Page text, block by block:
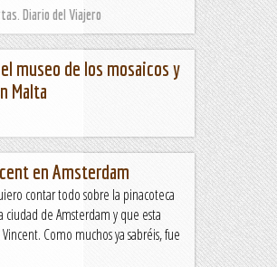
Diario del Viajero
museo de los mosaicos y
Malta
en Amsterdam
contar todo sobre la pinacoteca
de Amsterdam y que esta
Como muchos ya sabréis, fue